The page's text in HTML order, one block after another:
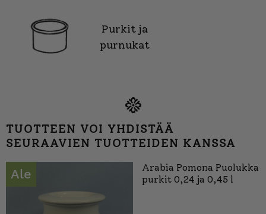
Purkit ja
purnukat
TUOTTEEN VOI YHDISTÄÄ
SEURAAVIEN TUOTTEIDEN KANSSA
Ale
Arabia Pomona Puolukka
purkit 0,24 ja 0,45 l